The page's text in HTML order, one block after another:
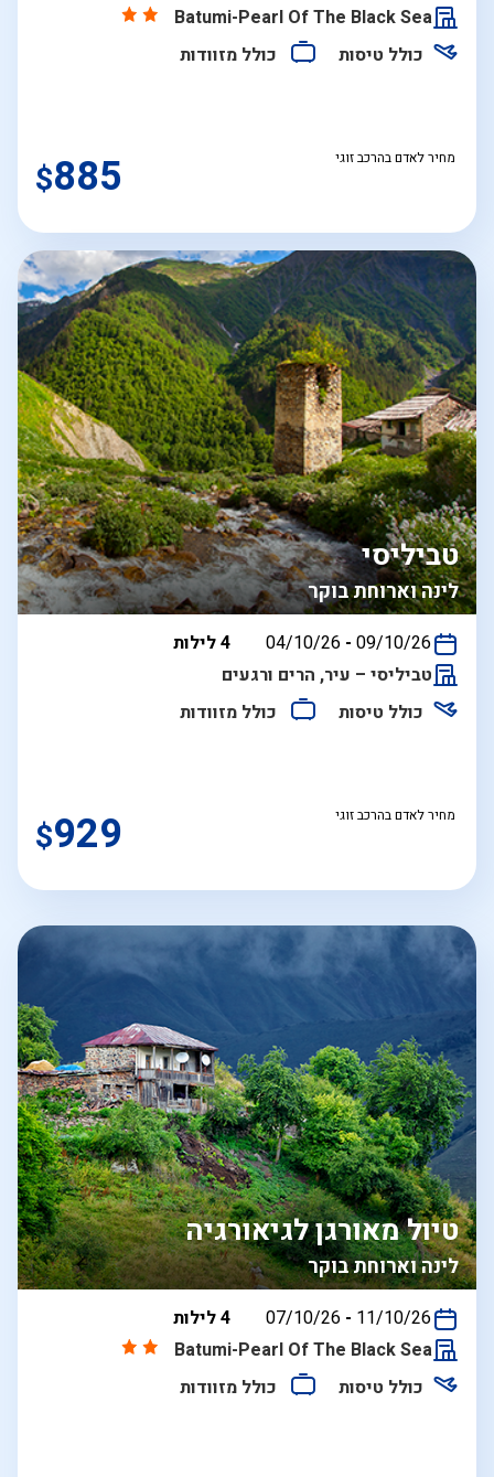
Batumi-Pearl Of The Black Sea
כולל טיסות
כולל מזוודות
מחיר לאדם בהרכב זוגי $885
לינה וארוחת בוקר
טביליסי
בין
04/10/26 - 09/10/26
4 לילות
טביליסי – עיר, הרים ורגעים
כולל טיסות
כולל מזוודות
מחיר לאדם בהרכב זוגי $929
לינה וארוחת בוקר
טיול מאורגן לגיאורגיה
בין
07/10/26 - 11/10/26
4 לילות
Batumi-Pearl Of The Black Sea
כולל טיסות
כולל מזוודות